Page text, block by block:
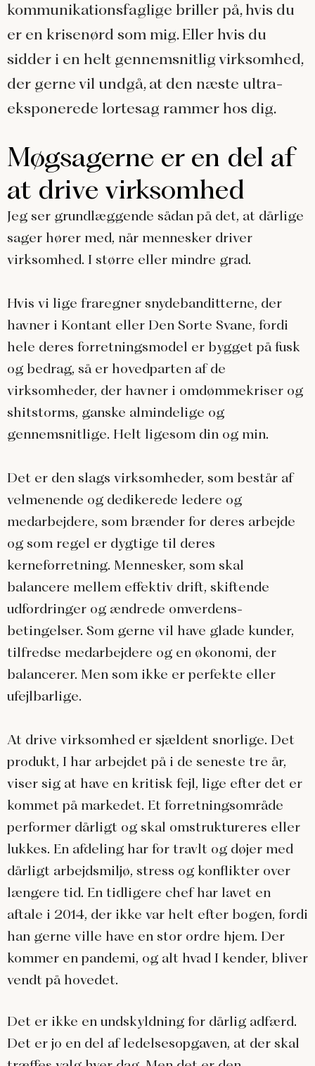
kommunikationsfaglige briller på, hvis du
er en krisenørd som mig. Eller hvis du
sidder i en helt gennemsnitlig virksomhed,
der gerne vil undgå, at den næste ultra-
eksponerede lortesag rammer hos dig.
Møgsagerne er en del af
at drive virksomhed
Jeg ser grundlæggende sådan på det, at dårlige
sager hører med, når mennesker driver
virksomhed. I større eller mindre grad.
Hvis vi lige fraregner snydebanditterne, der
havner i Kontant eller Den Sorte Svane, fordi
hele deres forretningsmodel er bygget på fusk
og bedrag, så er hovedparten af de
virksomheder, der havner i omdømmekriser og
shitstorms, ganske almindelige og
gennemsnitlige. Helt ligesom din og min.
Det er den slags virksomheder, som består af
velmenende og dedikerede ledere og
medarbejdere, som brænder for deres arbejde
og som regel er dygtige til deres
kerneforretning. Mennesker, som skal
balancere mellem effektiv drift, skiftende
udfordringer og ændrede omverdens-
betingelser. Som gerne vil have glade kunder,
tilfredse medarbejdere og en økonomi, der
balancerer. Men som ikke er perfekte eller
ufejlbarlige.
At drive virksomhed er sjældent snorlige. Det
produkt, I har arbejdet på i de seneste tre år,
viser sig at have en kritisk fejl, lige efter det er
kommet på markedet. Et forretningsområde
performer dårligt og skal omstruktureres eller
lukkes. En afdeling har for travlt og døjer med
dårligt arbejdsmiljø, stress og konflikter over
længere tid. En tidligere chef har lavet en
aftale i 2014, der ikke var helt efter bogen, fordi
han gerne ville have en stor ordre hjem. Der
kommer en pandemi, og alt hvad I kender, bliver
vendt på hovedet.
Det er ikke en undskyldning for dårlig adfærd.
Det er jo en del af ledelsesopgaven, at der skal